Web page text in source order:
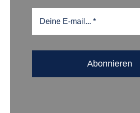
Abonnieren